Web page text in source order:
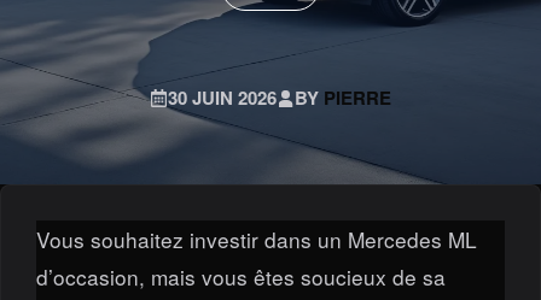
30 JUIN 2026 BY PIERRE
Vous souhaitez investir dans un Mercedes ML
d’occasion, mais vous êtes soucieux de sa